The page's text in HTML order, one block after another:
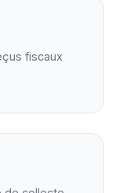
fiscaux